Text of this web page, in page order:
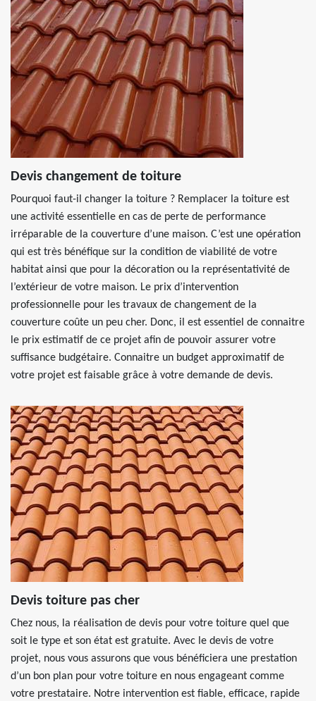
Devis changement de toiture
Pourquoi faut-il changer la toiture ? Remplacer la toiture est
une activité essentielle en cas de perte de performance
irréparable de la couverture d’une maison. C’est une opération
qui est très bénéfique sur la condition de viabilité de votre
habitat ainsi que pour la décoration ou la représentativité de
l’extérieur de votre maison. Le prix d’intervention
professionnelle pour les travaux de changement de la
couverture coûte un peu cher. Donc, il est essentiel de connaitre
le prix estimatif de ce projet afin de pouvoir assurer votre
suffisance budgétaire. Connaitre un budget approximatif de
votre projet est faisable grâce à votre demande de devis.
Devis toiture pas cher
Chez nous, la réalisation de devis pour votre toiture quel que
soit le type et son état est gratuite. Avec le devis de votre
projet, nous vous assurons que vous bénéficiera une prestation
d’un bon plan pour votre toiture en nous engageant comme
votre prestataire. Notre intervention est fiable, efficace, rapide